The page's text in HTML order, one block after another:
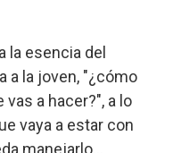
la esencia del
a la joven, "¿cómo
a hacer?", a lo
vaya a estar con
manejarlo...